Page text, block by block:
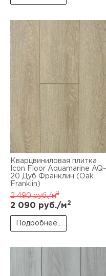
Кварцвиниловая плитка
Icon Floor Aquamarine AQ-
20 Дуб Франклин (Oak
Franklin)
2 490руб./м2
2 090 руб./м2
Подробнее...